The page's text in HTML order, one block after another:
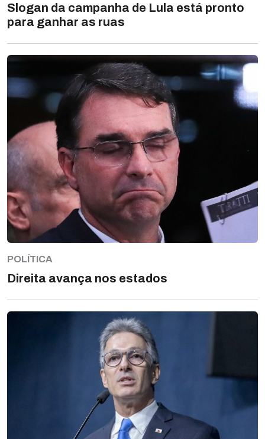
Slogan da campanha de Lula está pronto
para ganhar as ruas
POLÍTICA
Direita avança nos estados